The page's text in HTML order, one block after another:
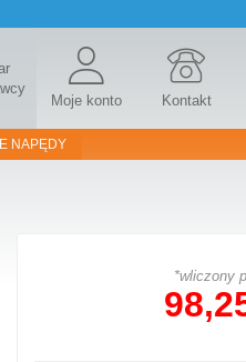
Moje konto Kontakt
NAPĘDY
*wliczony